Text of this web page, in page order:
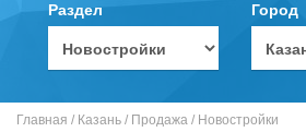
Раздел Город
Главная / Казань / Продажа / Новостройки